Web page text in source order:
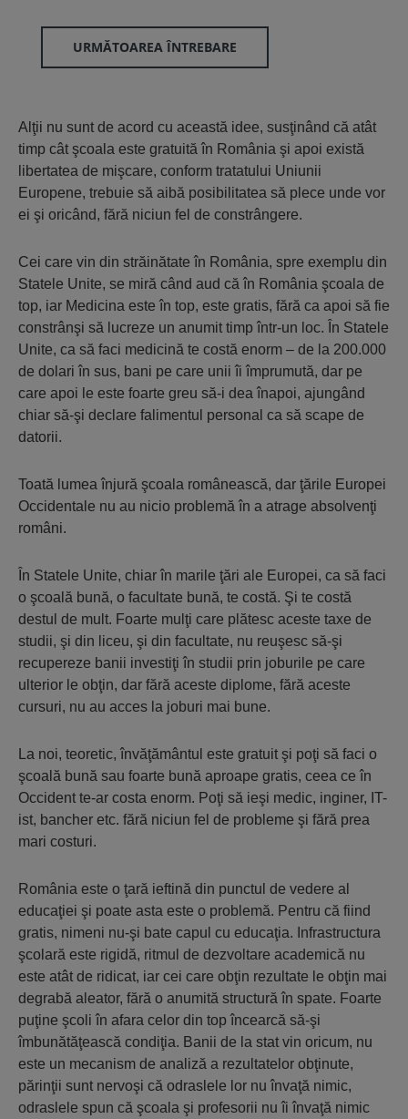
URMĂTOAREA ÎNTREBARE
Alţii nu sunt de acord cu această idee, susţinând că atât
timp cât şcoala este gratuită în România şi apoi există
libertatea de mişcare, conform tratatului Uniunii
Europene, trebuie să aibă posibilitatea să plece unde vor
ei şi oricând, fără niciun fel de constrângere.
Cei care vin din străinătate în România, spre exemplu din
Statele Unite, se miră când aud că în România şcoala de
top, iar Medicina este în top, este gratis, fără ca apoi să fie
constrânşi să lucreze un anumit timp într-un loc. În Statele
Unite, ca să faci medicină te costă enorm – de la 200.000
de dolari în sus, bani pe care unii îi împrumută, dar pe
care apoi le este foarte greu să-i dea înapoi, ajungând
chiar să-şi declare falimentul personal ca să scape de
datorii.
Toată lumea înjură şcoala românească, dar ţările Europei
Occidentale nu au nicio problemă în a atrage absolvenţi
români.
În Statele Unite, chiar în marile ţări ale Europei, ca să faci
o şcoală bună, o facultate bună, te costă. Şi te costă
destul de mult. Foarte mulţi care plătesc aceste taxe de
studii, şi din liceu, şi din facultate, nu reuşesc să-şi
recupereze banii investiţi în studii prin joburile pe care
ulterior le obţin, dar fără aceste diplome, fără aceste
cursuri, nu au acces la joburi mai bune.
La noi, teoretic, învăţământul este gratuit şi poţi să faci o
şcoală bună sau foarte bună aproape gratis, ceea ce în
Occident te-ar costa enorm. Poţi să ieşi medic, inginer, IT-
ist, bancher etc. fără niciun fel de probleme şi fără prea
mari costuri.
România este o ţară ieftină din punctul de vedere al
educaţiei şi poate asta este o problemă. Pentru că fiind
gratis, nimeni nu-şi bate capul cu educaţia. Infrastructura
şcolară este rigidă, ritmul de dezvoltare academică nu
este atât de ridicat, iar cei care obţin rezultate le obţin mai
degrabă aleator, fără o anumită structură în spate. Foarte
puţine şcoli în afara celor din top încearcă să-şi
îmbunătăţească condiţia. Banii de la stat vin oricum, nu
este un mecanism de analiză a rezultatelor obţinute,
părinţii sunt nervoşi că odraslele lor nu învaţă nimic,
odraslele spun că şcoala şi profesorii nu îi învaţă nimic